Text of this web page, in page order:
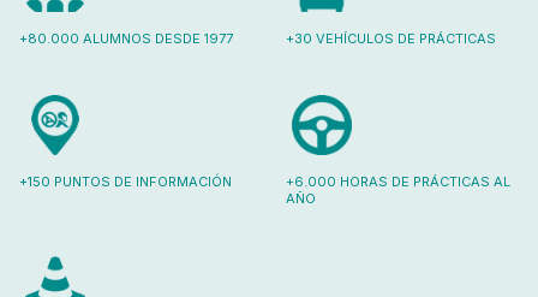
+80.000 ALUMNOS DESDE 1977 +30 VEHÍCULOS DE PRÁCTICAS
+150 PUNTOS DE INFORMACIÓN
+6.000 HORAS DE PRÁCTICAS AL
AÑO